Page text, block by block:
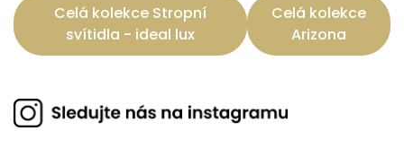
Celá kolekce Stropní
svítidla - ideal lux
Celá kolekce
Arizona